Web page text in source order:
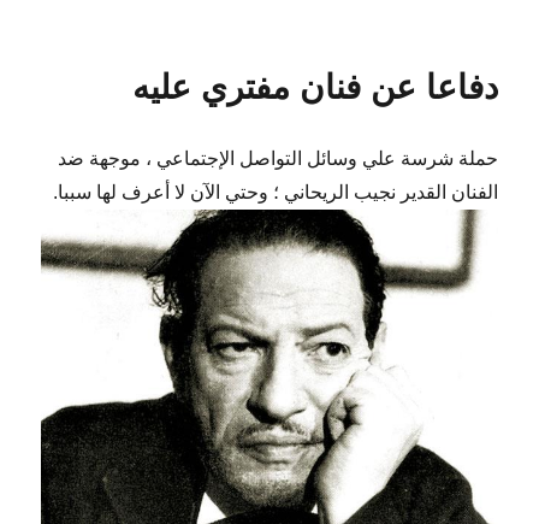
دفاعا عن فنان مفتري عليه
حملة شرسة علي وسائل التواصل الإجتماعي ، موجهة ضد
الفنان القدير نجيب الريحاني ؛ وحتي الآن لا أعرف لها سببا.